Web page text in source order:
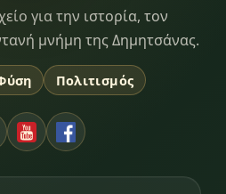
για την ιστορία, τον
μνήμη της Δημητσάνας.
Πολιτισμός